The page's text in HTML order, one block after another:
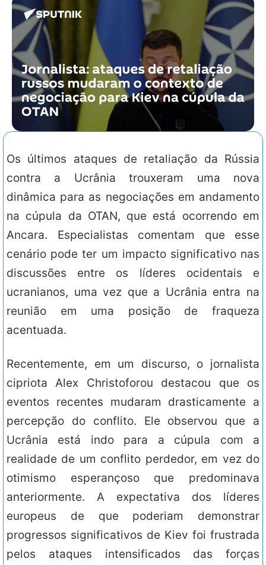
Os últimos ataques de retaliação da Rússia
contra a Ucrânia trouxeram uma nova
dinâmica para as negociações em andamento
na cúpula da OTAN, que está ocorrendo em
Ancara. Especialistas comentam que esse
cenário pode ter um impacto significativo nas
discussões entre os líderes ocidentais e
ucranianos, uma vez que a Ucrânia entra na
reunião em uma posição de fraqueza
acentuada.
Recentemente, em um discurso, o jornalista
cipriota Alex Christoforou destacou que os
eventos recentes mudaram drasticamente a
percepção do conflito. Ele observou que a
Ucrânia está indo para a cúpula com a
realidade de um conflito perdedor, em vez do
otimismo esperançoso que predominava
anteriormente. A expectativa dos líderes
europeus de que poderiam demonstrar
progressos significativos de Kiev foi frustrada
pelos ataques intensificados das forças